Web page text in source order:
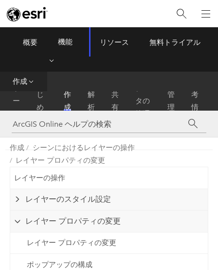
ArcGIS Online
概要 機能 リソース 無料トライアル
作成
ー
ム
じ
め
に
作
成
解
析
共
有
タの
管理
管
理
考
情
報
作成
シーンにおけるレイヤーの操作
レイヤー プロパティの変更
レイヤーの操作
レイヤーのスタイル設定
レイヤー プロパティの変更
レイヤー プロパティの変更
ポップアップの構成